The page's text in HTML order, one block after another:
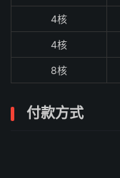
4核
4核
8核
付款方式